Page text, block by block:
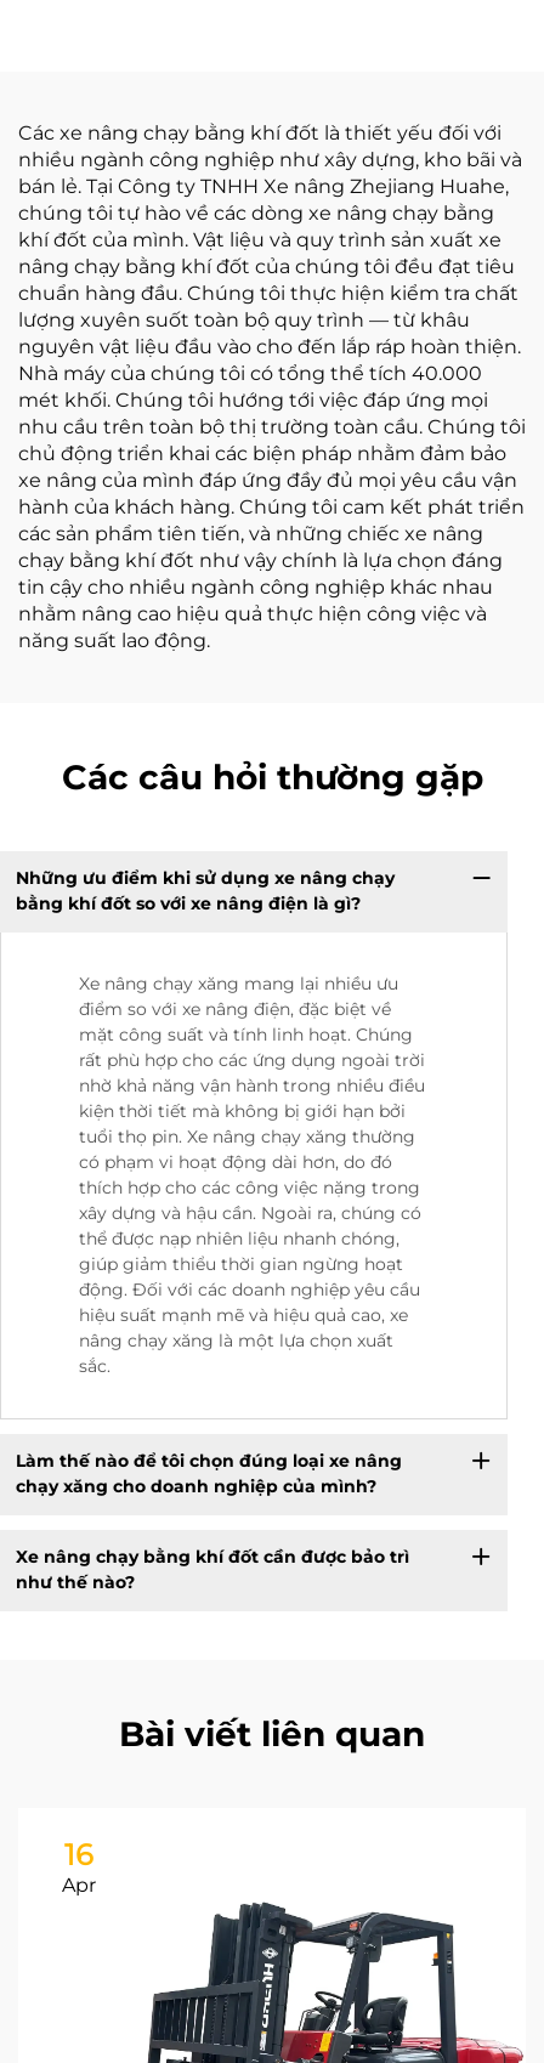
Các xe nâng chạy bằng khí đốt là thiết yếu đối với
nhiều ngành công nghiệp như xây dựng, kho bãi và
bán lẻ. Tại Công ty TNHH Xe nâng Zhejiang Huahe,
chúng tôi tự hào về các dòng xe nâng chạy bằng
khí đốt của mình. Vật liệu và quy trình sản xuất xe
nâng chạy bằng khí đốt của chúng tôi đều đạt tiêu
chuẩn hàng đầu. Chúng tôi thực hiện kiểm tra chất
lượng xuyên suốt toàn bộ quy trình — từ khâu
nguyên vật liệu đầu vào cho đến lắp ráp hoàn thiện.
Nhà máy của chúng tôi có tổng thể tích 40.000
mét khối. Chúng tôi hướng tới việc đáp ứng mọi
nhu cầu trên toàn bộ thị trường toàn cầu. Chúng tôi
chủ động triển khai các biện pháp nhằm đảm bảo
xe nâng của mình đáp ứng đầy đủ mọi yêu cầu vận
hành của khách hàng. Chúng tôi cam kết phát triển
các sản phẩm tiên tiến, và những chiếc xe nâng
chạy bằng khí đốt như vậy chính là lựa chọn đáng
tin cậy cho nhiều ngành công nghiệp khác nhau
nhằm nâng cao hiệu quả thực hiện công việc và
năng suất lao động.
Các câu hỏi thường gặp
Những ưu điểm khi sử dụng xe nâng chạy
bằng khí đốt so với xe nâng điện là gì?
Xe nâng chạy xăng mang lại nhiều ưu
điểm so với xe nâng điện, đặc biệt về
mặt công suất và tính linh hoạt. Chúng
rất phù hợp cho các ứng dụng ngoài trời
nhờ khả năng vận hành trong nhiều điều
kiện thời tiết mà không bị giới hạn bởi
tuổi thọ pin. Xe nâng chạy xăng thường
có phạm vi hoạt động dài hơn, do đó
thích hợp cho các công việc nặng trong
xây dựng và hậu cần. Ngoài ra, chúng có
thể được nạp nhiên liệu nhanh chóng,
giúp giảm thiểu thời gian ngừng hoạt
động. Đối với các doanh nghiệp yêu cầu
hiệu suất mạnh mẽ và hiệu quả cao, xe
nâng chạy xăng là một lựa chọn xuất
sắc.
Làm thế nào để tôi chọn đúng loại xe nâng
chạy xăng cho doanh nghiệp của mình?
Xe nâng chạy bằng khí đốt cần được bảo trì
như thế nào?
Bài viết liên quan
16
Apr